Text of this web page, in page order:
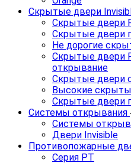
Скрытые двери
Скрытые двери
Скрытые двери
Не дорогие
Скрытые двери
открывание
Скрытые двери
Высокие
Скрытые двери
Системы открывания
Системы
Двери Invisible
Противопожарные
Серия PT